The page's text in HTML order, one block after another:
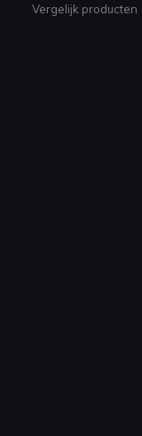
Vergelijk producten